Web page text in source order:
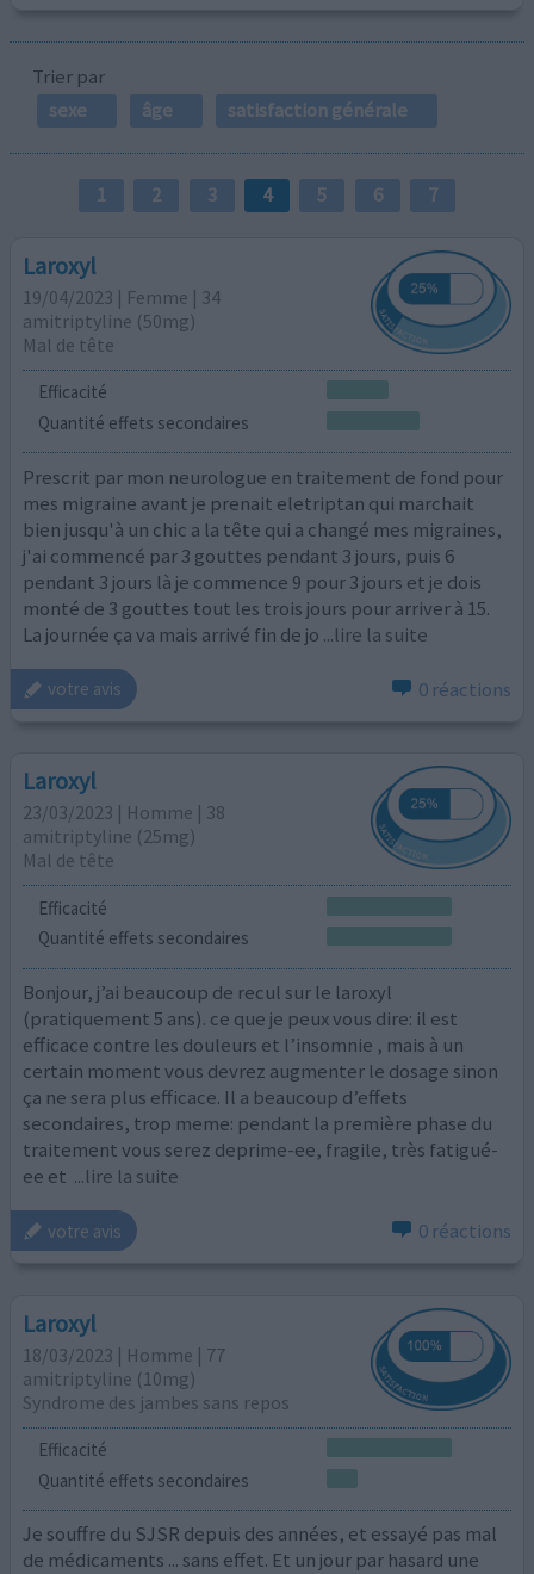
Trier par
sexe
âge satisfaction générale
1 2 3 4 5 6 7
Laroxyl
19/04/2023 | Femme | 34
amitriptyline (50mg)
Mal de tête
Efficacité
Quantité effets secondaires
Prescrit par mon neurologue en traitement de fond pour
mes migraine avant je prenait eletriptan qui marchait
bien jusqu'à un chic a la tête qui a changé mes migraines,
j'ai commencé par 3 gouttes pendant 3 jours, puis 6
pendant 3 jours là je commence 9 pour 3 jours et je dois
monté de 3 gouttes tout les trois jours pour arriver à 15.
La journée ça va mais arrivé fin de jo ...lire la suite
votre avis 0 réactions
Laroxyl
23/03/2023 | Homme | 38
amitriptyline (25mg)
Mal de tête
Efficacité
Quantité effets secondaires
Bonjour, j’ai beaucoup de recul sur le laroxyl
(pratiquement 5 ans). ce que je peux vous dire: il est
efficace contre les douleurs et l’insomnie , mais à un
certain moment vous devrez augmenter le dosage sinon
ça ne sera plus efficace. Il a beaucoup d’effets
secondaires, trop meme: pendant la première phase du
traitement vous serez deprime-ee, fragile, très fatigué-
ee et ...lire la suite
votre avis 0 réactions
Laroxyl
18/03/2023 | Homme | 77
amitriptyline (10mg)
Syndrome des jambes sans repos
Efficacité
Quantité effets secondaires
Je souffre du SJSR depuis des années, et essayé pas mal
de médicaments ... sans effet. Et un jour par hasard une